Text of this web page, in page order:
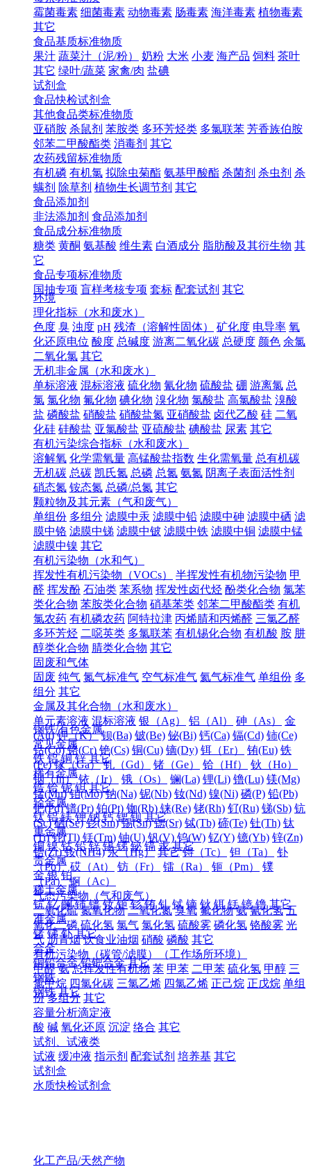
霉菌毒素 细菌毒素 动物毒素 肠毒素 海洋毒素 植物毒素
其它
食品基质标准物质
果汁 蔬菜汁（泥/粉） 奶粉 大米 小麦 海产品 饲料 茶叶
其它 绿叶/蔬菜 家禽/肉 盐碘
试剂盒
食品快检试剂盒
其他食品类标准物质
亚硝胺 杀鼠剂 苯胺类 多环芳烃类 多氯联苯 芳香族伯胺
邻苯二甲酸酯类 消毒剂 其它
农药残留标准物质
有机磷 有机氯 拟除虫菊酯 氨基甲酸酯 杀菌剂 杀虫剂 杀
螨剂 除草剂 植物生长调节剂 其它
食品添加剂
非法添加剂 食品添加剂
食品成分标准物质
糖类 黄酮 氨基酸 维生素 白酒成分 脂肪酸及其衍生物 其
它
食品专项标准物质
国抽专项 盲样考核专项 套标 配套试剂 其它
环境
理化指标（水和废水）
色度 臭 浊度 pH 残渣（溶解性固体） 矿化度 电导率 氧
化还原电位 酸度 总碱度 游离二氧化碳 总硬度 颜色 余氯
二氧化氯 其它
无机非金属（水和废水）
单标溶液 混标溶液 硫化物 氰化物 硫酸盐 硼 游离氯 总
氯 氯化物 氟化物 碘化物 溴化物 氯酸盐 高氯酸盐 溴酸
盐 磷酸盐 硝酸盐 硝酸盐氮 亚硝酸盐 卤代乙酸 硅 二氧
化硅 硅酸盐 亚氯酸盐 亚硫酸盐 碘酸盐 尿素 其它
有机污染综合指标（水和废水）
溶解氧 化学需氧量 高锰酸盐指数 生化需氧量 总有机碳
无机碳 总碳 凯氏氮 总磷 总氮 氨氮 阴离子表面活性剂
硝态氮 铵态氮 总磷/总氮 其它
颗粒物及其元素（气和废气）
单组份 多组分 滤膜中汞 滤膜中铅 滤膜中砷 滤膜中硒 滤
膜中铬 滤膜中锑 滤膜中铍 滤膜中铁 滤膜中铜 滤膜中锰
滤膜中镍 其它
有机污染物（水和气）
挥发性有机污染物（VOCs）
半挥发性有机物污染物 甲
醛 挥发酚 石油类 苯系物 挥发性卤代烃 酚类化合物 氯苯
类化合物 苯胺类化合物 硝基苯类 邻苯二甲酸酯类 有机
氯农药 有机磷农药 阿特拉津 丙烯腈和丙烯醛 三氯乙醛
多环芳烃 二噁英类 多氯联苯 有机锡化合物 有机酸 胺 肼
醇类化合物 腈类化合物 其它
固废和气体
固废 纯气 氮气标准气 空气标准气 氦气标准气 单组份 多
组分 其它
金属及其化合物（水和废水）
单元素溶液 混标溶液 银（Ag） 铝（Al） 砷（As）
金
(Au) 钾（K） 钡(Ba) 铍(Be) 铋(Bi) 钙(Ca) 镉(Cd) 铈(Ce)
钴(Co) 铬(Cr) 铯(Cs) 铜(Cu) 镝(Dy) 铒（Er） 铕(Eu) 铁
(Fe) 镓（Ga） 钆（Gd） 锗（Ge） 铪（Hf）
钬（Ho）
铟（In） 铱（Ir） 锇（Os） 镧(La) 锂(Li) 镥(Lu) 镁(Mg)
锰(Mn) 钼(Mo) 钠(Na) 铌(Nb) 钕(Nd) 镍(Ni) 磷(P) 铅(Pb)
钯(Pd) 镨(Pr) 铂(Pt) 铷(Rb) 铼(Re) 铑(Rh) 钌(Ru) 锑(Sb) 钪
(Sc) 硒(Se) 钐(Sm) 锡(Sn) 锶(Sr) 铽(Tb) 碲(Te) 钍(Th) 钛
(Ti) 铊(Tl) 铥(Tm) 铀(U) 钒(V) 钨(W) 钇(Y) 镱(Yb) 锌(Zn)
锆(Zr) 铵(NH4) 汞（Hg） 其它 锝（Tc） 钽（Ta）
钋
（Po） 砹（At） 钫（Fr） 镭（Ra） 钷（Pm）
镤
（Pa） 锕（Ac）
气态污染物（气和废气）
二氧化硫 氮氧化物 二氧化氮 臭氧 氟化物 氨 氰化氢 五
氧化二磷 硫化氢 氯气 氯化氢 硫酸雾 磷化氢 铬酸雾 光
气 沥青烟 饮食业油烟 硝酸 磷酸 其它
有机污染物（碳管/滤膜）（工作场所环境）
甲醛 氨 总挥发性有机物 苯 甲苯 二甲苯 硫化氢 甲醇 三
氯甲烷 四氯化碳 三氯乙烯 四氯乙烯 正己烷 正戊烷 单组
份 多组分 其它
容量分析滴定液
酸 碱 氧化还原 沉淀 络合 其它
试剂、试液类
试液 缓冲液 指示剂 配套试剂 培养基 其它
试剂盒
水质快检试剂盒
钢铁/有色金属
常见金属
铁 铝 铜 锌 其它
稀有金属
锆 铪 铌 钽 其它
轻金属
钛 铝 镁 钾 钠 钙 锶 钡 其它
重金属
铜 镍 钴 铅 锌 锡 锑 铋 镉 汞 其它
贵金属
金 银 铂
稀土金属
钪 钇 镧 铈 镨 钕 钷 钐 铕 钆 铽 镝 钬 铒 铥 镱 镥 其它
准金属
锗 锑 钋 其它
合金
铜铅合金 铅钯合金 其它
钢铁
钢铁 其它
化工产品/天然产物